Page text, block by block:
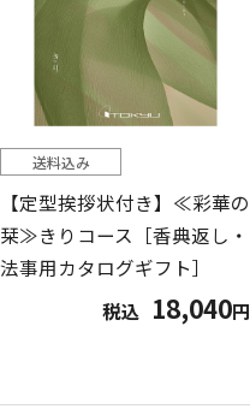
送料込み
【定型挨拶状付き】≪彩華の
栞≫きりコース［香典返し・
法事用カタログギフト］
税込 18,040円